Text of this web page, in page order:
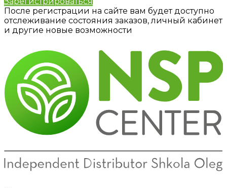
После регистрации на сайте вам будет доступно
отслеживание состояния заказов, личный кабинет
и другие новые возможности